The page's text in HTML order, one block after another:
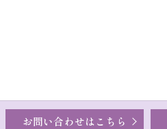
お問い合わせはこちら